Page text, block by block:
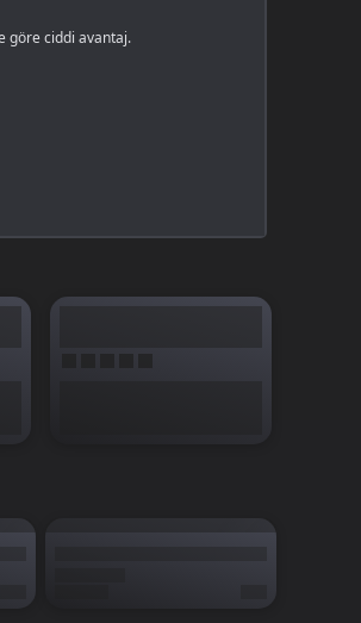
göre ciddi avantaj.